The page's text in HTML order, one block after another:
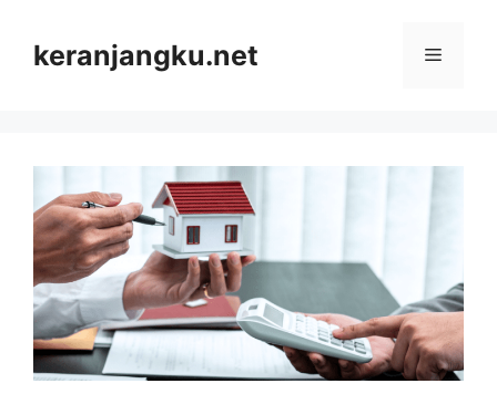
contentkeranjangku.net Menu